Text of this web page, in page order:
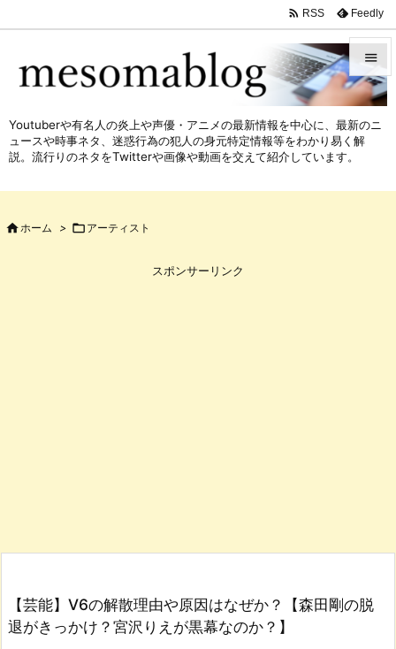



 RSS Feedly
Youtuberや有名人の炎上や声優・アニメの最新情報を中心に、最新のニ
ュースや時事ネタ、迷惑行為の犯人の身元特定情報等をわかり易く解
説。流行りのネタをTwitterや画像や動画を交えて紹介しています。
 ホーム >  アーティスト
スポンサーリンク
【芸能】V6の解散理由や原因はなぜか？【森田剛の脱
退がきっかけ？宮沢りえが黒幕なのか？】